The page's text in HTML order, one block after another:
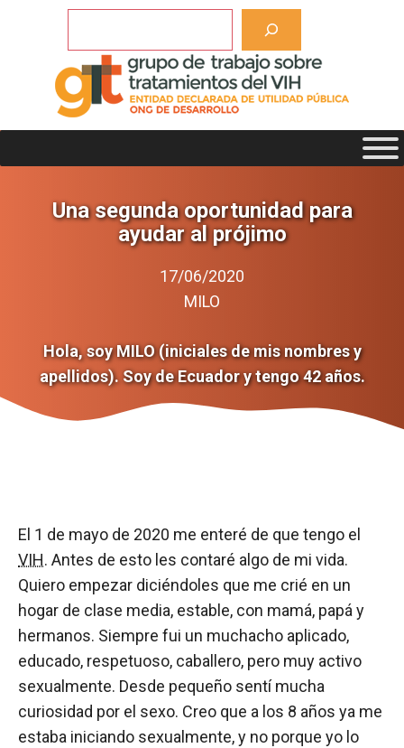
Una segunda oportunidad para
ayudar al prójimo
17/06/2020
MILO
Hola, soy MILO (iniciales de mis nombres y
apellidos). Soy de Ecuador y tengo 42 años.
El 1 de mayo de 2020 me enteré de que tengo el
VIH. Antes de esto les contaré algo de mi vida.
Quiero empezar diciéndoles que me crié en un
hogar de clase media, estable, con mamá, papá y
hermanos. Siempre fui un muchacho aplicado,
educado, respetuoso, caballero, pero muy activo
sexualmente. Desde pequeño sentí mucha
curiosidad por el sexo. Creo que a los 8 años ya me
estaba iniciando sexualmente, y no porque yo lo